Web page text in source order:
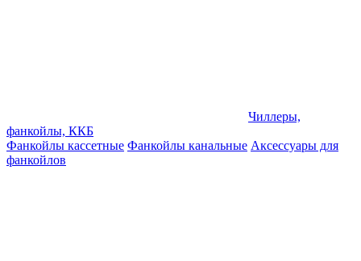
Чиллеры,
фанкойлы, ККБ
Фанкойлы кассетные Фанкойлы канальные Аксессуары для
фанкойлов